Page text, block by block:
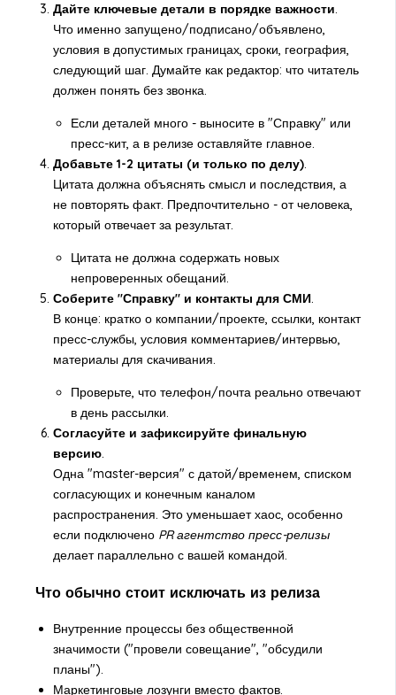
Дайте ключевые детали в порядке важности.
Что именно запущено/подписано/объявлено,
условия в допустимых границах, сроки, география,
следующий шаг. Думайте как редактор: что читатель
должен понять без звонка.
Если деталей много - выносите в "Справку" или
пресс-кит, а в релизе оставляйте главное.
Добавьте 1-2 цитаты (и только по делу).
Цитата должна объяснять смысл и последствия, а
не повторять факт. Предпочтительно - от человека,
который отвечает за результат.
Цитата не должна содержать новых
непроверенных обещаний.
Соберите "Справку" и контакты для СМИ.
В конце: кратко о компании/проекте, ссылки, контакт
пресс-службы, условия комментариев/интервью,
материалы для скачивания.
Проверьте, что телефон/почта реально отвечают
в день рассылки.
Согласуйте и зафиксируйте финальную
версию.
Одна "master-версия" с датой/временем, списком
согласующих и конечным каналом
распространения. Это уменьшает хаос, особенно
если подключено PR агентство пресс-релизы
делает параллельно с вашей командой.
Что обычно стоит исключать из релиза
Внутренние процессы без общественной
значимости ("провели совещание", "обсудили
планы").
Маркетинговые лозунги вместо фактов.